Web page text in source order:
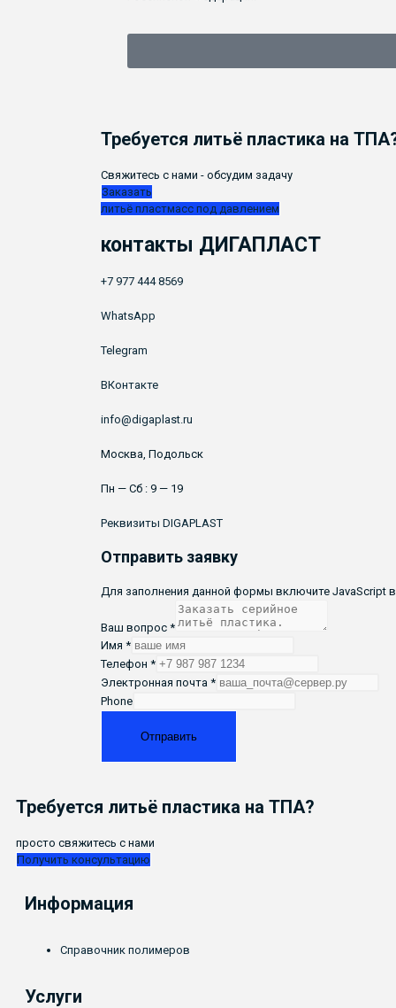
Требуется литьё пластика на
Свяжитесь с нами - обсудим задачу
Заказать
литьё пластмасс под давлением
контакты ДИГАПЛАСТ
+7 977 444 8569
WhatsApp
Telegram
ВКонтакте
info@digaplast.ru
Москва, Подольск
Пн — Сб : 9 — 19
Реквизиты DIGAPLAST
Отправить заявку
Для заполнения данной формы включите JavaScript в
Ваш вопрос *
Имя *
Телефон *
Ваш
Телефон
Имя
Электронная почта *
Phone
Отправить
Требуется литьё пластика на ТПА?
просто свяжитесь с нами
Получить консультацию
Услуги
Информация
Справочник полимеров